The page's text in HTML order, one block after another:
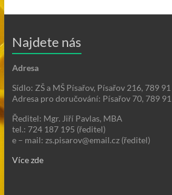
Najdete nás
Adresa
Sídlo: ZŠ a MŠ Písařov, Písařov 216, 789 91
Adresa pro doručování: Písařov 70, 789 91
Ředitel: Mgr. Jiří Pavlas, MBA
tel.: 724 187 195 (ředitel)
e – mail: zs.pisarov@email.cz (ředitel)
Více zde